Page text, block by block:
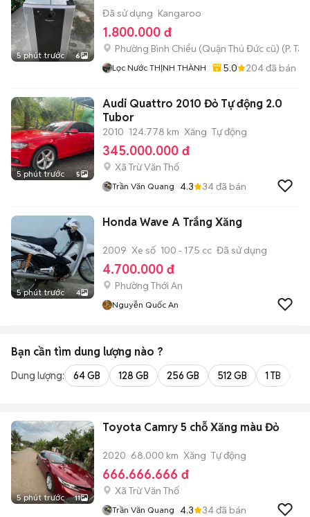
5 phút trước 6
Đã sử dụng Kangaroo
1.800.000 đ
Phường Bình Chiểu (Quận Thủ Đức cũ) (P.
Lọc Nước THỊNH THÀNH 5.0 204đã bán
5 phút trước 5
Audi Quattro 2010 Đỏ Tự động 2.0
Tubor
2010 124.778 km Xăng Tự động
345.000.000 đ
Xã Trừ Văn Thố
Trần Văn Quang 4.3 34đã bán
5 phút trước 4
Honda Wave A Trắng Xăng
2009 Xe số 100 - 175 cc Đã sử dụng
4.700.000 đ
Phường Thới An
Nguyễn Quốc An
Bạn cần tìm dung lượng nào ?
Dung lượng: 64 GB 128 GB 256 GB 512 GB 1 TB
5 phút trước 11
Toyota Camry 5 chỗ Xăng màu Đỏ
2020 68.000 km Xăng Tự động
666.666.666 đ
Xã Trừ Văn Thố
Trần Văn Quang 4.3 34đã bán